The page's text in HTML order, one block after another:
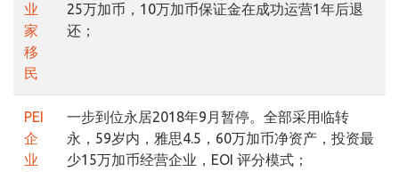
业
家
移
民
25万加币，10万加币保证金在成功运营1年后退
还；
PEI
企
业
一步到位永居2018年9月暂停。全部采用临转
永，59岁内，雅思4.5，60万加币净资产，投资最
少15万加币经营企业，EOI 评分模式；